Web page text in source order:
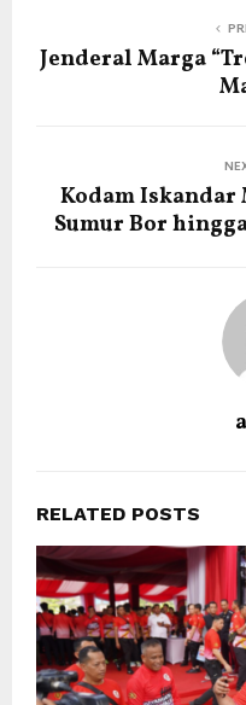
Jenderal Marga
Kodam Iskandar
Sumur Bor
RELATED POSTS